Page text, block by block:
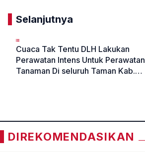
Selanjutnya
Cuaca Tak Tentu DLH Lakukan
Perawatan Intens Untuk Perawatan
Tanaman Di seluruh Taman Kab.
DIREKOMENDASIKAN